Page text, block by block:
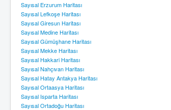
Sayısal Erzurum Haritası
Sayısal Lefkoşe Haritası
Sayısal Giresun Haritası
Sayısal Medine Haritası
Sayısal Gümüşhane Haritası
Sayısal Mekke Haritası
Sayısal Hakkari Haritası
Sayısal Nahçıvan Haritası
Sayısal Hatay Antakya Haritası
Sayısal Ortaasya Haritası
Sayısal Isparta Haritası
Sayısal Ortadoğu Haritası